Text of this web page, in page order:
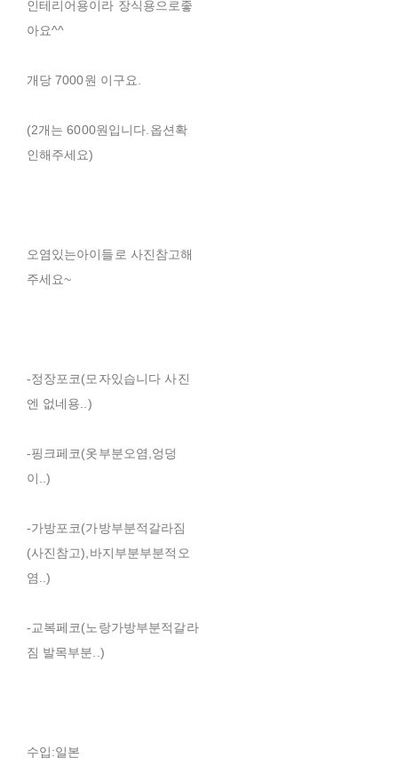
인테리어용이라 장식용으로좋
아요^^
개당 7000원 이구요.
(2개는 6000원입니다.옵션확
인해주세요)
오염있는아이들로 사진참고해
주세요~
-정장포코(모자있습니다 사진
엔 없네용..)
-핑크페코(옷부분오염,엉덩
이..)
-가방포코(가방부분적갈라짐
(사진참고),바지부분부분적오
염..)
-교복페코(노랑가방부분적갈라
짐 발목부분..)
수입:일본